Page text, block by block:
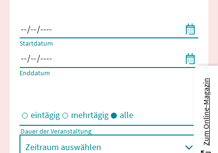
Startdatum
Enddatum
Eintägige und/oder mehrtägige Veranstaltungen
eintägig mehrtägig alle
Dauer der Veranstaltung
Zeitraum auswählen
Zum Online-Magazin